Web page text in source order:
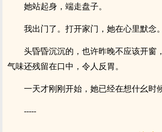
她站起身，端走盘子。
我出门了。打开家门，她在心里默念。
头昏昏沉沉的，也许昨晚不应该开窗
气味还残留在口中，令人反胃。
一天才刚刚开始，她已经在想什幺时
-----